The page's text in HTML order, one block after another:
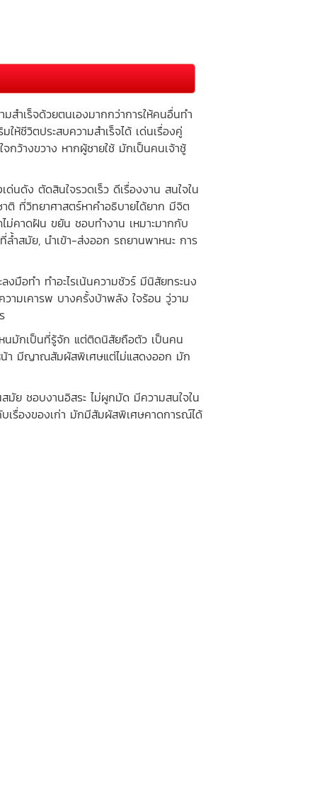
เร็จด้วยตนเองมากกว่าการให้คนอื่นทำ
ห้ชีวิตประสบความสำเร็จได้ เด่นเรื่องคู่
ว้างขวาง หากผู้ชายใช้ มักเป็นคนเจ้าชู้
ดัง ตัดสินใจรวดเร็ว ดีเรื่องงาน สนใจใน
ติ ที่วิทยาศาสตร์หาคำอธิบายได้ยาก มีจิต
ม่คาดฝัน ขยัน ชอบทำงาน เหมาะมากกับ
ล้ำสมัย, นำเข้า-ส่งออก รถยานพาหนะ การ
อทำ ทำอะไรเน้นความชัวร์ มีนิสัยทระนง
ามเคารพ บางครั้งบ้าพลัง ใจร้อน วู่วาม
มักเป็นที่รู้จัก แต่ติดนิสัยถือตัว เป็นคน
า มีญาณสัมผัสพิเศษแต่ไม่แสดงออก มัก
ชอบงานอิสระ ไม่ผูกมัด มีความสนใจใน
บเรื่องของเก่า มักมีสัมผัสพิเศษคาดการณ์ได้